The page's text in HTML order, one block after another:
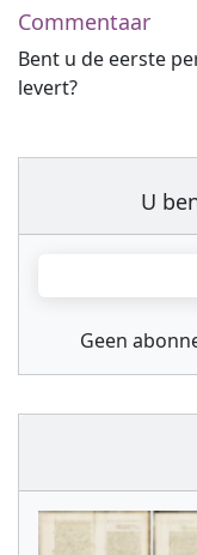
Commentaar
Bent u de eerste
levert?
U
Geen